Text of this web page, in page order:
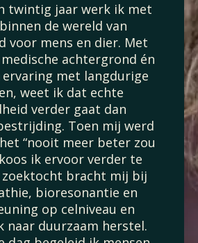
twintig jaar werk ik met
de wereld van
voor mens en dier. Met
achtergrond én
ervaring met langdurige
weet ik dat echte
verder gaat dan
Toen mij werd
“nooit meer beter zou
ik ervoor verder te
zoektocht bracht mij bij
bioresonantie en
op celniveau en
naar duurzaam herstel.